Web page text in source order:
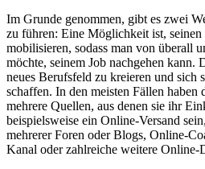
Im Grunde genommen, gibt es zwei
zu führen: Eine Möglichkeit ist, seinen
mobilisieren, sodass man von überall
möchte, seinem Job nachgehen kann.
neues Berufsfeld zu kreieren und sich
schaffen. In den meisten Fällen
mehrere Quellen, aus denen sie ihr
beispielsweise ein Online-Versand
mehrerer Foren oder Blogs, Online-
Kanal oder zahlreiche weitere Online-